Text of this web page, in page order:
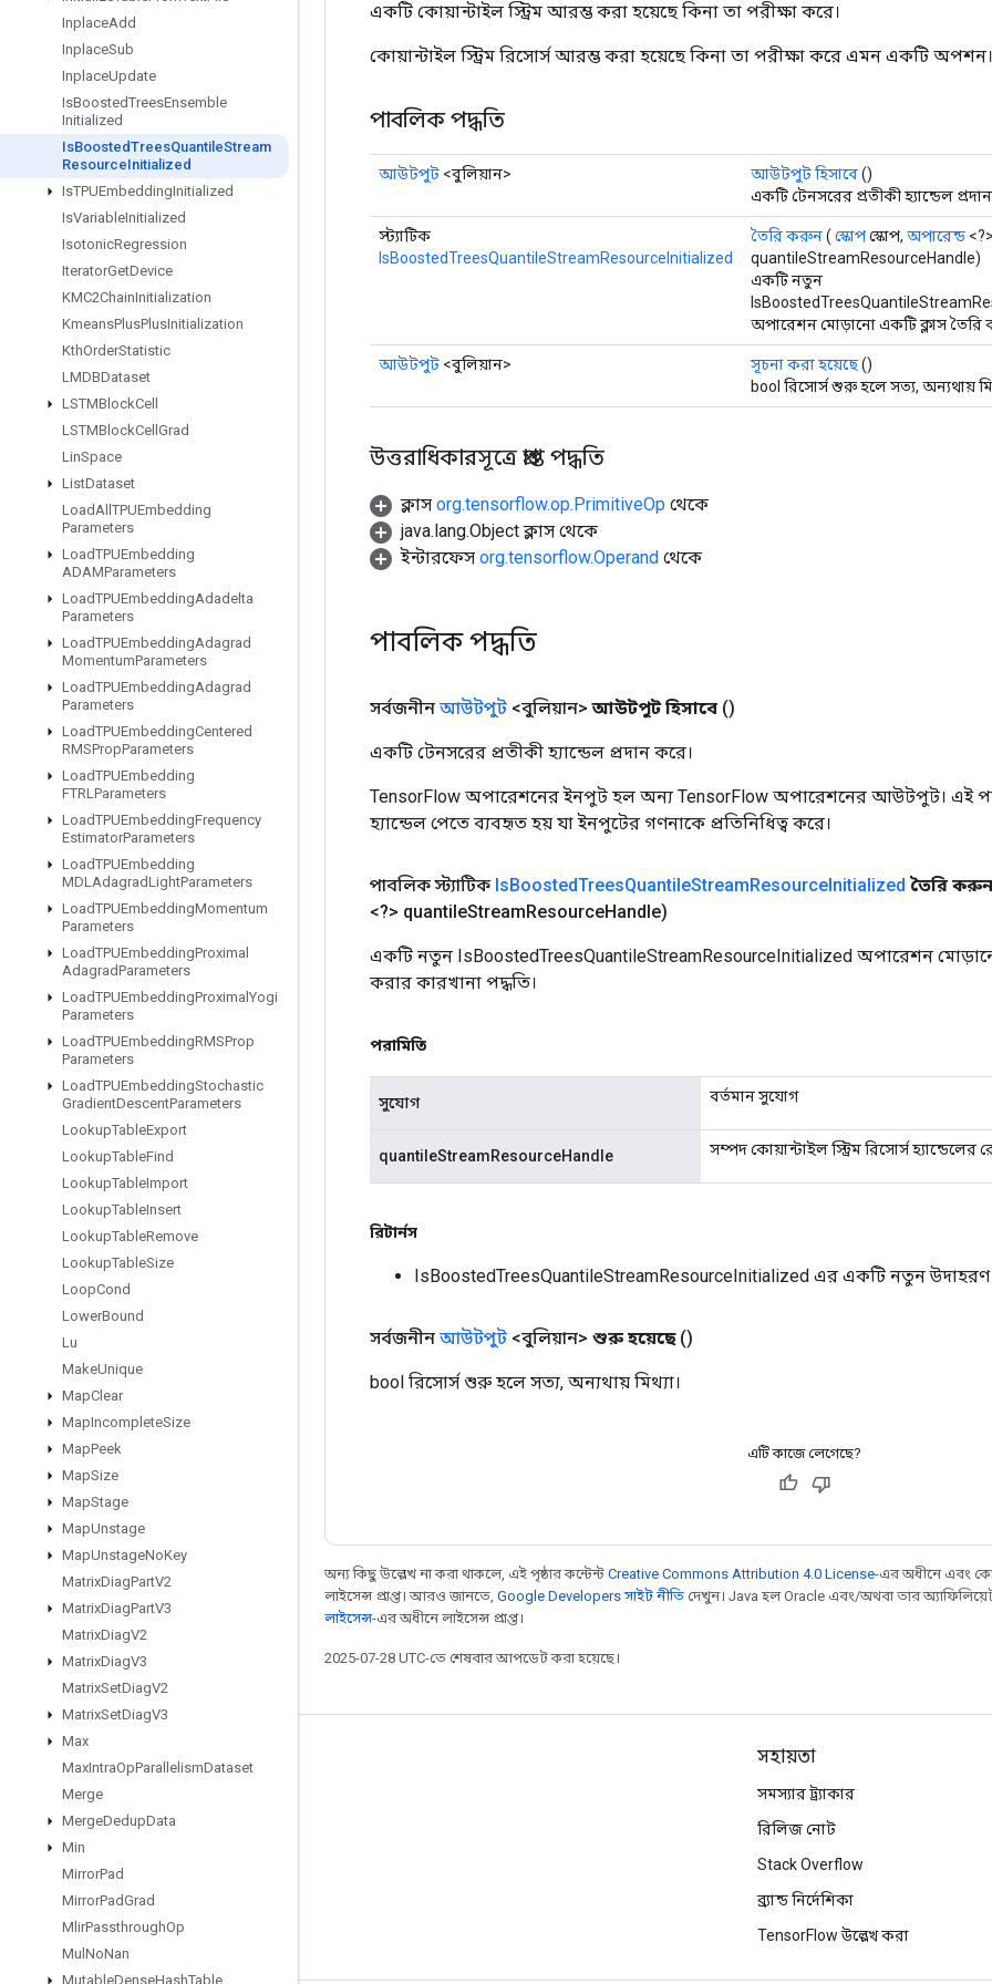
InplaceAdd
InplaceSub
InplaceUpdate
IsBoostedTreesEnsemble
Initialized
IsBoostedTreesQuantileStream
ResourceInitialized
IsTPUEmbeddingInitialized
IsVariableInitialized
IsotonicRegression
IteratorGetDevice
KMC2ChainInitialization
KmeansPlusPlusInitialization
KthOrderStatistic
LMDBDataset
LSTMBlockCell
LSTMBlockCell Grad
LinSpace
ListDataset
LoadAll TPUEmbedding
Parameters
LoadTPUEmbedding
ADAMParameters
LoadTPUEmbeddingAdadelta
Parameters
LoadTPUEmbeddingAdagrad
MomentumParameters
LoadTPUEmbeddingAdagrad
Parameters
LoadTPUEmbeddingCentered
RMSPropParameters
LoadTPUEmbedding
FTRLParameters
LoadTPUEmbeddingFrequency
EstimatorParameters
LoadTPUEmbedding
MDLAdagradLightParameters
LoadTPUEmbeddingMomentum
Parameters
LoadTPUEmbeddingProximal
AdagradParameters
LoadTPUEmbeddingProximal Yogi
Parameters
LoadTPUEmbeddingRMSProp
Parameters
LoadTPUEmbeddingStochastic
GradientDescentParameters
LookupTableExport
LookupTableFind
LookupTableImport
LookupTableInsert
LookupTableRemove
LookupTableSize
LoopCond
LowerBound
Lu
MakeUnique
MapClear
MapIncompleteSize
MapPeek
MapSize
MapStage
MapUnstage
MapUnstageNoKey
MatrixDiagPartV2
MatrixDiagPartV3
MatrixDiagV2
MatrixDiagV3
MatrixSetDiagV2
MatrixSetDiagV3
Max
MaxIntraOpParallelismDataset
Merge
MergeDedupData
Min
MirrorPad
MirrorPadGrad
MlirPassthroughOp
Mul NoNan
MutableDenseHashTable
একটি কোয়ান্টাইল স্ট্রিম আরম্ভ করা হয়েছে কিনা তা পরীক্ষা করে।
কোয়ান্টাইল স্ট্রিম রিসোর্স আরম্ভ করা হয়েছে কিনা তা পরীক্ষা করে এমন একটি অপশন।
পাবলিক পদ্ধতি
আউটপুট <বুলিয়ান> আউটপুট হিসাবে()
একটি টেনসরের প্রতীকী হ্যান্ডেল
স্ট্যাটিক
IsBoostedTreesQuantileStreamResourceInitialized
তৈরি করুন( স্কোপস্কোপ, অপারেন্ড <?>
quantileStreamResourceHandle)
একটি নতুন
অপারেশন মোড়ানো একটি ক্লাস তৈরি
আউটপুট <বুলিয়ান> সূচনা করা হয়েছে()
bool রিসোর্স শুরু হলে সত্য, অন্যথায়
উত্তরাধিকারসূত্রে প্রাপ্ত পদ্ধতি
ক্লাস org.tensorflow.op.PrimitiveOp থেকে
java.lang.Object ক্লাস থেকে
ইন্টারফেস org.tensorflow.Operand থেকে
পাবলিক পদ্ধতি
সর্বজনীন আউটপুট <বুলিয়ান> আউটপুট হিসাবে ()
একটি টেনসরের প্রতীকী হ্যান্ডেল প্রদান করে।
TensorFlow অপারেশনের ইনপুট হল অন্য TensorFlow অপারেশনের আউটপুট। এই
হ্যান্ডেল পেতে ব্যবহৃত হয় যা ইনপুটের গণনাকে প্রতিনিধিত্ব করে।
পাবলিক স্ট্যাটিক IsBoostedTreesQuantileStreamResourceInitialized তৈরি করুন
<?> quantileStreamResourceHandle)
একটি নতুন IsBoostedTreesQuantileStreamResourceInitialized অপারেশন
করার কারখানা পদ্ধতি।
পরামিতি
সুযোগ বর্তমান সুযোগ
quantileStreamResourceHandle সম্পদ কোয়ান্টাইল স্ট্রিম রিসোর্স হ্যান্ডেলের
রিটার্নস
IsBoostedTreesQuantileStreamResourceInitialized এর একটি নতুন উদাহরণ
সর্বজনীন আউটপুট <বুলিয়ান> শুরু হয়েছে ()
bool রিসোর্স শুরু হলে সত্য, অন্যথায় মিথ্যা।
এটি কাজে লেগেছে?
অন্য কিছু উল্লেখ না করা থাকলে, এই পৃষ্ঠার কন্টেন্ট Creative Commons Attribution 4.0 License-এর অধীনে এবং
লাইসেন্স প্রাপ্ত। আরও জানতে, Google Developers সাইট নীতি দেখুন। Java হল Oracle এবং/অথবা তার অ্যাফিলিয়েট
লাইসেন্স-এর অধীনে লাইসেন্স প্রাপ্ত।
2025-07-28 UTC-তে শেষবার আপডেট করা হয়েছে।
সবসময় যুক্ত থাকুন
ফোরাম
Twitter
YouTube
সহায়তা
সমস্যার ট্র্যাকার
রিলিজ নোট
Stack Overflow
ব্র্যান্ড নির্দেশিকা
TensorFlow উল্লেখ করা